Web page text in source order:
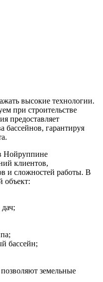
высокие технологии.
при строительстве
предоставляет
бассейнов, гарантируя
Нойруппине
клиентов,
и сложностей работы. В
объект:
бассейн;
земельные